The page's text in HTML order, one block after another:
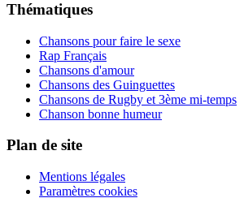
Thématiques
Chansons pour faire le sexe
Rap Français
Chansons d'amour
Chansons des Guinguettes
Chansons de Rugby et 3ème mi-temps
Chanson bonne humeur
Plan de site
Mentions légales
Paramètres cookies